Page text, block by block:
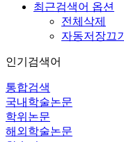
최근검색어 옵션
전체삭제
자동저장끄기
인기검색어
통합검색
국내학술논문
학위논문
해외학술논문